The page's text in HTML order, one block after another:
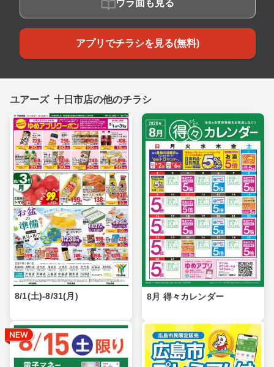
ウラ面も見る
アプリでチラシを見る(無料)
ユアーズ 十日市店の他のチラシ
8/1(土)-8/31(月) 8月 得々カレンダー